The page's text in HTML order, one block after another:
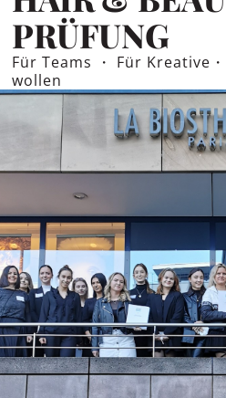
PRÜFUNG
Für Teams ・ Für Kreative
wollen